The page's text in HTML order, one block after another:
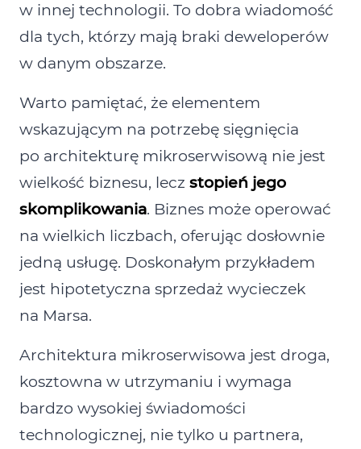
w innej technologii. To dobra wiadomość
dla tych, którzy mają braki deweloperów
w danym obszarze.
Warto pamiętać, że elementem
wskazującym na potrzebę sięgnięcia
po architekturę mikroserwisową nie jest
wielkość biznesu, lecz stopień jego
skomplikowania. Biznes może operować
na wielkich liczbach, oferując dosłownie
jedną usługę. Doskonałym przykładem
jest hipotetyczna sprzedaż wycieczek
na Marsa.
Architektura mikroserwisowa jest droga,
kosztowna w utrzymaniu i wymaga
bardzo wysokiej świadomości
technologicznej, nie tylko u partnera,